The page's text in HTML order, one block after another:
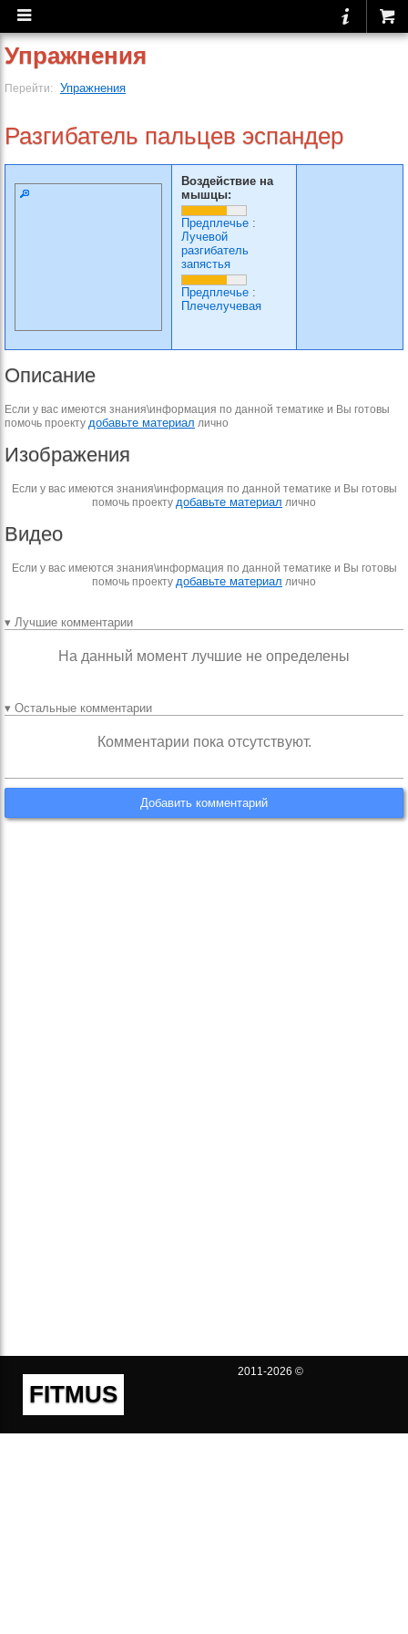
Упражнения
Перейти: Упражнения
Разгибатель пальцев эспандер
Воздействие на
мышцы:
Предплечье :
Лучевой
разгибатель
запястья
Предплечье :
Плечелучевая
Описание
Если у вас имеются знания\информация по данной тематике и Вы готовы
помочь проекту добавьте материал лично
Изображения
Если у вас имеются знания\информация по данной тематике и Вы готовы
помочь проекту добавьте материал лично
Видео
Если у вас имеются знания\информация по данной тематике и Вы готовы
помочь проекту добавьте материал лично
▾ Лучшие комментарии
На данный момент лучшие не определены
▾ Остальные комментарии
Комментарии пока отсутствуют.
Добавить комментарий
FITMUS
2011-2026 ©